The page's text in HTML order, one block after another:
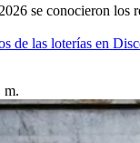
se conocieron los
de las loterías en
m.